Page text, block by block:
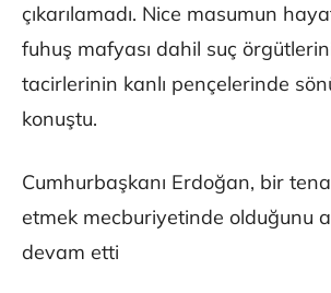
çıkarılamadı. Nice masumun
fuhuş mafyası dahil suç
tacirlerinin kanlı pençelerinde
konuştu.
Cumhurbaşkanı Erdoğan, bir
etmek mecburiyetinde olduğunu
devam etti